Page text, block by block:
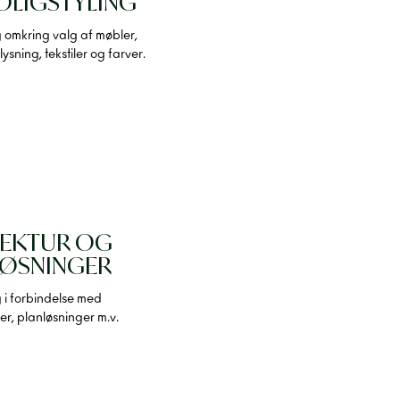
omkring valg af møbler,
tekstiler og farver.
OG
i forbindelse med
planløsninger m.v.